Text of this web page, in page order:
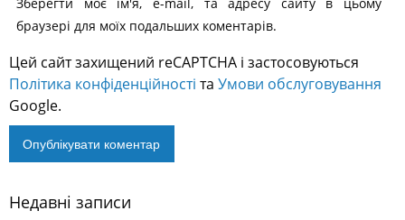
Зберегти моє ім'я, e-mail, та адресу сайту в цьому
браузері для моїх подальших коментарів.
Цей сайт захищений reCAPTCHA і застосовуються
Політика конфіденційності та Умови обслуговування
Google.
Alternative:
Недавні записи